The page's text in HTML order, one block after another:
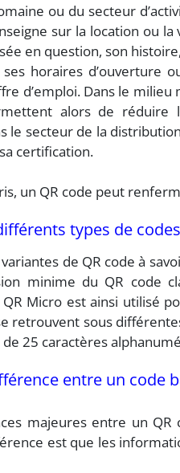
ou du secteur
sur la location ou
en question, son
ses horaires
d’emploi. Dans le
alors de réduire
le secteur de la
certification.
un QR code peut
types de codes
de QR code à
minime du QR code
QR Micro est ainsi utilisé
retrouvent sous
de 25 caractères
entre un code
majeures entre un
est que les